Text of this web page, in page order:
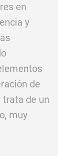
en
y
de
trata de un
muy